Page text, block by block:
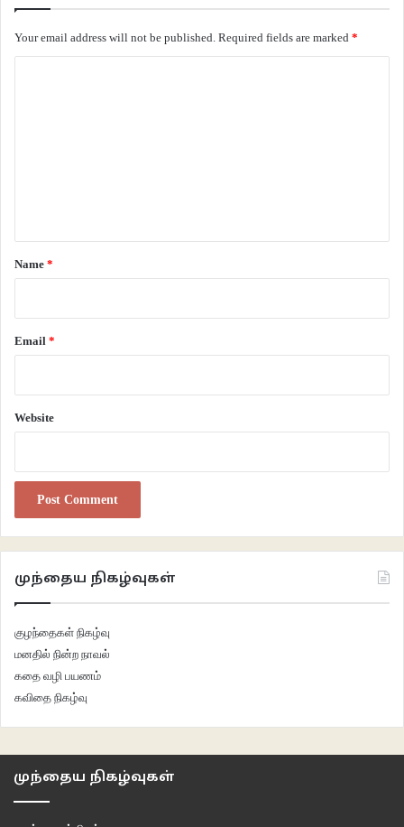
Your email address will not be published. Required fields are marked *
*
Name *
Email *
Website
முந்தைய நிகழ்வுகள்
குழந்தைகள் நிகழ்வு
மனதில் நின்ற நாவல்
கதை வழி பயணம்
கவிதை நிகழ்வு
முந்தைய நிகழ்வுகள்